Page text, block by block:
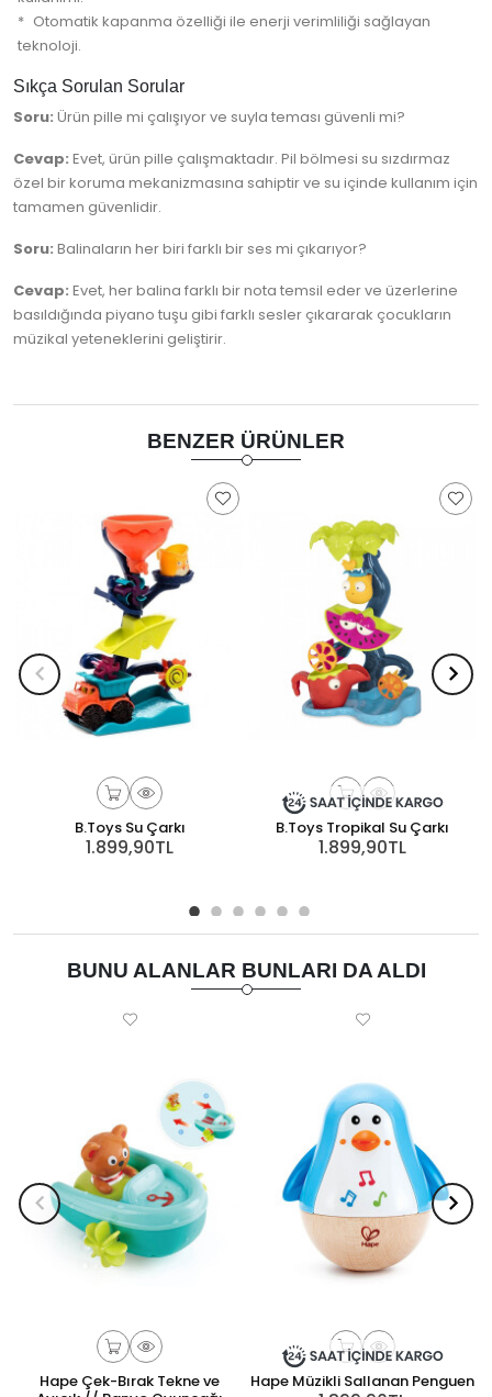
Otomatik kapanma özelliği ile enerji verimliliği sağlayan
teknoloji.
Sıkça Sorulan Sorular
Soru: Ürün pille mi çalışıyor ve suyla teması güvenli mi?
Cevap: Evet, ürün pille çalışmaktadır. Pil bölmesi su sızdırmaz
özel bir koruma mekanizmasına sahiptir ve su içinde kullanım için
tamamen güvenlidir.
Soru: Balinaların her biri farklı bir ses mi çıkarıyor?
Cevap: Evet, her balina farklı bir nota temsil eder ve üzerlerine
basıldığında piyano tuşu gibi farklı sesler çıkararak çocukların
müzikal yeteneklerini geliştirir.
BENZER ÜRÜNLER
B.Toys Su Çarkı
1.899,90TL
B.Toys Tropikal Su Çarkı
1.899,90TL
BUNU ALANLAR BUNLARI DA ALDI
Hape Çek-Bırak Tekne ve
Hape Müzikli Sallanan Penguen